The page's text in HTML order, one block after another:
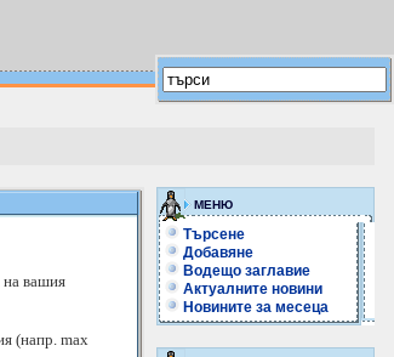
на вашия
(напр. max
МЕНЮ
Търсене
Добавяне
Водещо заглавие
Актуалните новини
Новините за месеца